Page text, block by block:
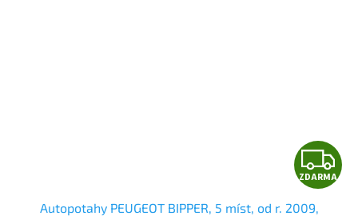
Z
D
ZDARMA
Autopotahy PEUGEOT BIPPER, 5 míst, od r. 2009,